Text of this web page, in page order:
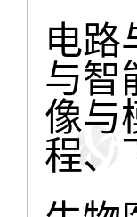
电路
与智
像与
程、